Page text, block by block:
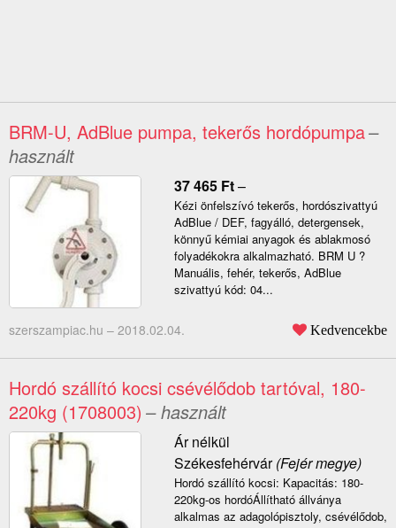
BRM-U, AdBlue pumpa, tekerős hordópumpa–
használt
37 465 Ft–
Kézi önfelszívó tekerős, hordószivattyú
AdBlue / DEF, fagyálló, detergensek,
könnyű kémiai anyagok és ablakmosó
folyadékokra alkalmazható. BRM U ?
Manuális, fehér, tekerős, AdBlue
szivattyú kód: 04...
szerszampiac.hu – 2018.02.04. Kedvencekbe
Hordó szállító kocsi csévélődob tartóval, 180-
220kg (1708003) – használt
Ár nélkül
Székesfehérvár(Fejér megye)
Hordó szállító kocsi: Kapacitás: 180-
220kg-os hordóÁllítható állványa
alkalmas az adagolópisztoly, csévélődob,